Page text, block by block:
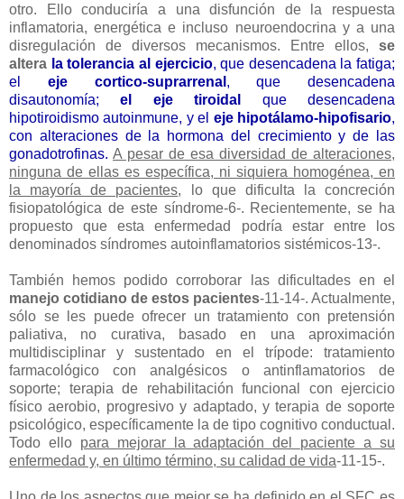
otro. Ello conduciría a una disfunción de la respuesta
inflamatoria, energética e incluso neuroendocrina y a una
disregulación de diversos mecanismos. Entre ellos, se
altera la tolerancia al ejercicio, que desencadena la fatiga;
el eje cortico-suprarrenal , que desencadena
disautonomía;el eje tiroidal
que desencadena
hipotiroidismo autoinmune, y el eje hipotálamo-hipofisario,
con alteraciones de la hormona del crecimiento y de las
gonadotrofinas. A pesar de esa diversidad de alteraciones,
ninguna de ellas es específica, ni siquiera homogénea, en
la mayoría de pacientes, lo que dificulta la concreción
fisiopatológica de este síndrome-6-. Recientemente, se ha
propuesto que esta enfermedad podría estar entre los
denominados síndromes autoinflamatorios sistémicos-13-.
También hemos podido corroborar las dificultades en el
manejo cotidiano de estos pacientes-11-14-. Actualmente,
sólo se les puede ofrecer un tratamiento con pretensión
paliativa, no curativa, basado en una aproximación
multidisciplinar y sustentado en el trípode: tratamiento
farmacológico con analgésicos o antinflamatorios de
soporte; terapia de rehabilitación funcional con ejercicio
físico aerobio, progresivo y adaptado, y terapia de soporte
psicológico, específicamente la de tipo cognitivo conductual.
Todo ello para mejorar la adaptación del paciente a su
enfermedad y, en último término, su calidad de vida-11-15-.